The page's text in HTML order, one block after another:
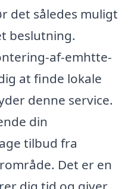
det således muligt
beslutning.
af-emhtte-
at finde lokale
denne service.
din
tilbud fra
Det er en